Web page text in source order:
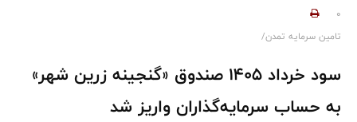
0
تامین سرمایه تمدن/
سود خرداد ۱۴۰۵ صندوق «گنجینه زرین شهر»
به حساب سرمایه‌گذاران واریز شد